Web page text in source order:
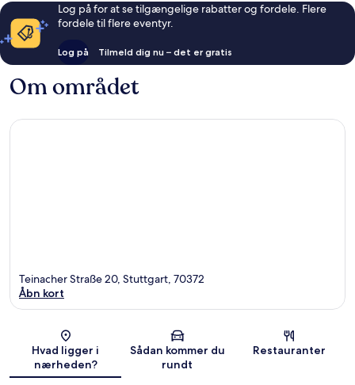
Log på for at se tilgængelige rabatter og fordele. Flere
fordele til flere eventyr.
Log på Tilmeld dig nu – det er gratis
Om området
Kort
Teinacher Straße 20, Stuttgart, 70372
Åbn kort
Hvad ligger i
nærheden?
Sådan kommer du
rundt
Restauranter